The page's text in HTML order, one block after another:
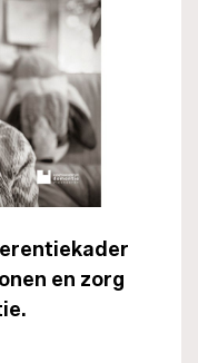
en zorg